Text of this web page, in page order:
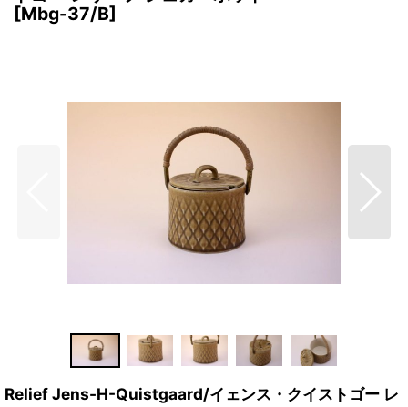
[Mbg-37/B]
Relief Jens-H-Quistgaard/イェンス・クイストゴー レ